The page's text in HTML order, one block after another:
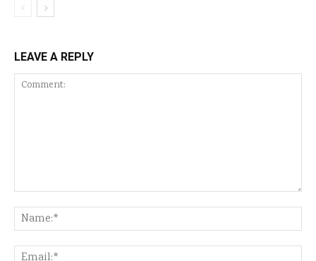
LEAVE A REPLY